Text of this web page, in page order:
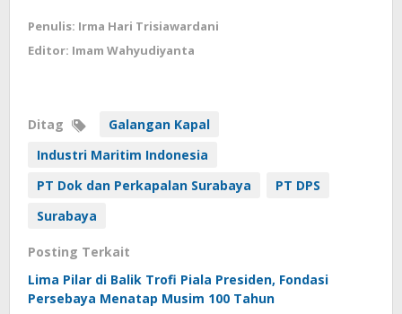
Penulis: Irma Hari Trisiawardani
Editor: Imam Wahyudiyanta
Ditag
Galangan Kapal
Industri Maritim Indonesia
PT Dok dan Perkapalan Surabaya
PT DPS
Surabaya
Posting Terkait
Lima Pilar di Balik Trofi Piala Presiden, Fondasi
Persebaya Menatap Musim 100 Tahun